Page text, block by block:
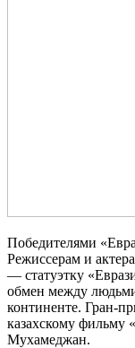
Победителями
Режиссерам и
— статуэтку
обмен между
континенте. Гран-
казахскому фильму
Мухамеджан.